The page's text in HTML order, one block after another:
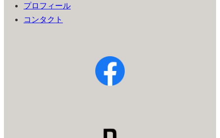
プロフィール
コンタクト